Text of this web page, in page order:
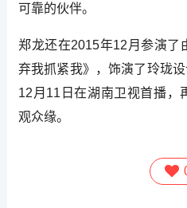
可靠的伙伴。
郑龙还在2015年12月参演了
弃我抓紧我》，饰演了玲珑
12月11日在湖南卫视首播，
观众缘。